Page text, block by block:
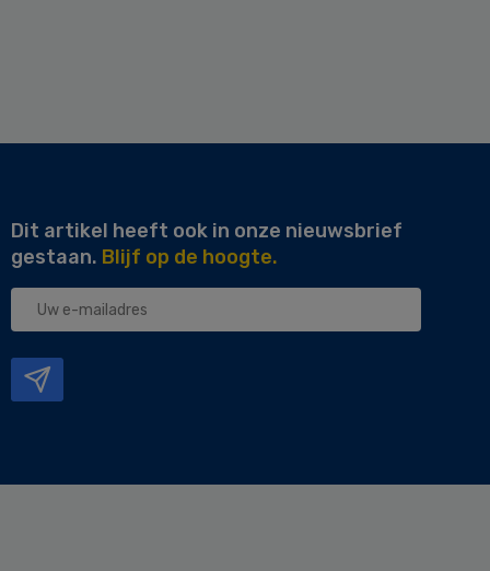
Dit artikel heeft ook in onze nieuwsbrief
gestaan. Blijf op de hoogte.
Uw